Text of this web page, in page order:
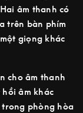
âm thanh có
trên bàn phím
giọng khác
cho âm thanh
âm khác
trong phòng hòa